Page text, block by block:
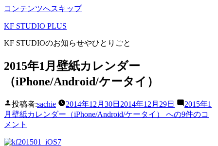
コンテンツへスキップ
KF STUDIO PLUS
KF STUDIOのお知らせやひとりごと
2015年1月壁紙カレンダー
（iPhone/Android/ケータイ）
投稿者:sachie 2014年12月30日 2014年12月29日
2015年1
月壁紙カレンダー（iPhone/Android/ケータイ） への9件のコ
メント